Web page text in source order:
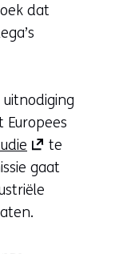
dat
Europees
(opent
in
nieuw
venster)
te
gaat